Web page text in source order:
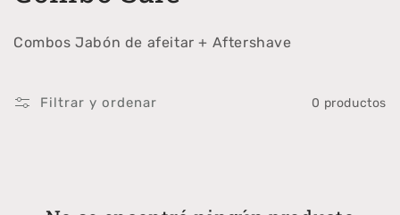
o
e
Combos Jabón de afeitar + Aftershave
Filtrar y ordenar 0 productos